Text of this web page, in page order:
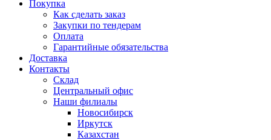
Покупка
Как сделать заказ
Закупки по тендерам
Оплата
Гарантийные обязательства
Доставка
Контакты
Склад
Центральный офис
Наши филиалы
Новосибирск
Иркутск
Казахстан